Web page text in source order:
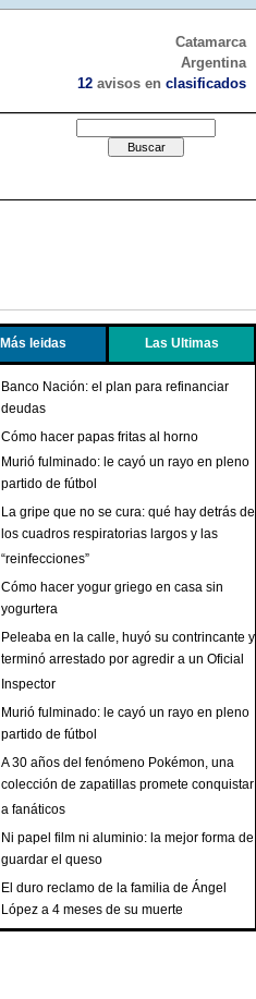
Catamarca
Argentina
12 avisos en clasificados
Más leidas Las Ultimas
Banco Nación: el plan para refinanciar
deudas
Cómo hacer papas fritas al horno
Murió fulminado: le cayó un rayo en pleno
partido de fútbol
La gripe que no se cura: qué hay detrás de
los cuadros respiratorias largos y las
“reinfecciones”
Cómo hacer yogur griego en casa sin
yogurtera
Peleaba en la calle, huyó su contrincante y
terminó arrestado por agredir a un Oficial
Inspector
Murió fulminado: le cayó un rayo en pleno
partido de fútbol
A 30 años del fenómeno Pokémon, una
colección de zapatillas promete conquistar
a fanáticos
Ni papel film ni aluminio: la mejor forma de
guardar el queso
El duro reclamo de la familia de Ángel
López a 4 meses de su muerte